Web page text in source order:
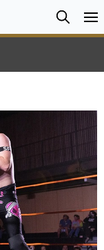
Search